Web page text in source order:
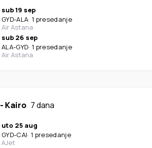
sub 19 sep
GYD-ALA· 1 presedanje
Air Astana
sub 26 sep
ALA-GYD· 1 presedanje
Air Astana
- Kairo 7 dana
uto 25 aug
GYD-CAI· 1 presedanje
AJet